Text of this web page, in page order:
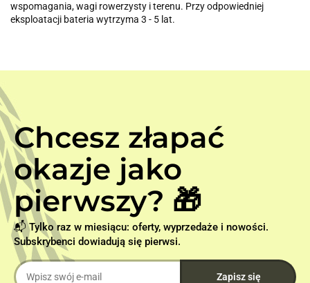
wspomagania, wagi rowerzysty i terenu. Przy odpowiedniej
eksploatacji bateria wytrzyma 3 - 5 lat.
Chcesz złapać
okazje jako
pierwszy? 🎁
📬 Tylko raz w miesiącu: oferty, wyprzedaże i nowości.
Subskrybenci dowiadują się pierwsi.